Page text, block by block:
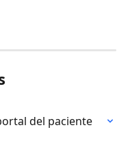
del paciente